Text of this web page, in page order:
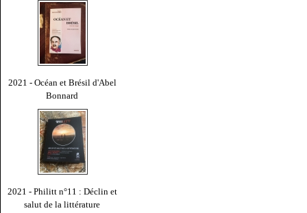
2021 - Océan et Brésil d'Abel
Bonnard
2021 - Philitt n°11 : Déclin et
salut de la littérature